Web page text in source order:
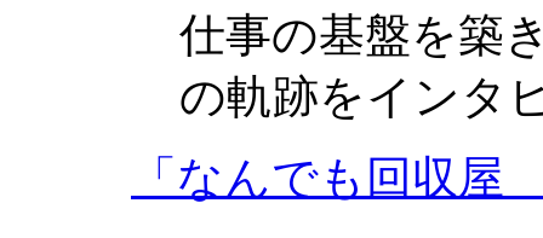
仕事の基盤を築
の軌跡をインタ
「なんでも回収